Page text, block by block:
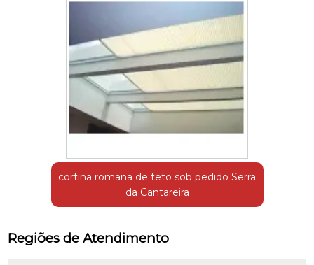
cortina romana de teto sob pedido Serra
da Cantareira
Regiões de Atendimento